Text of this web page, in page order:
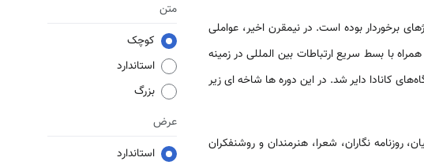
متن
کوچک
استاندارد
بزرگ
عرض
استاندارد
برخوردار بوده‏ است. در نیم‏قرن اخیر، عواملی
با بسط سریع ارتباطات بین‏ المللی در زمینه
کانادا دایر شد. در این دوره ‏ها شاخه ‏ای زیر
ها، دانشگاهیان، روزنامه‏ نگاران، شعرا، هنرمندان و روشنفکران